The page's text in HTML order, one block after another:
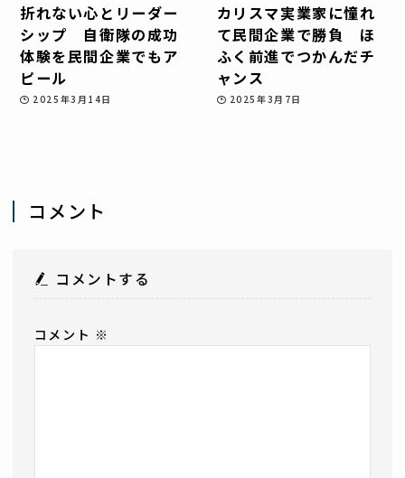
折れない心とリーダー
シップ 自衛隊の成功
体験を民間企業でもア
ピール
2025年3月14日
カリスマ実業家に憧れ
て民間企業で勝負 ほ
ふく前進でつかんだチ
ャンス
2025年3月7日
コメント
コメントする
コメント ※